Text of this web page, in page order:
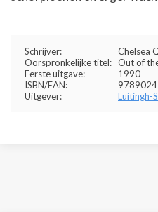
Schrijver:
Chelsea
Oorspronkelijke titel: Out of
Eerste uitgave:
1990
ISBN/EAN:
Uitgever:
Luitingh-